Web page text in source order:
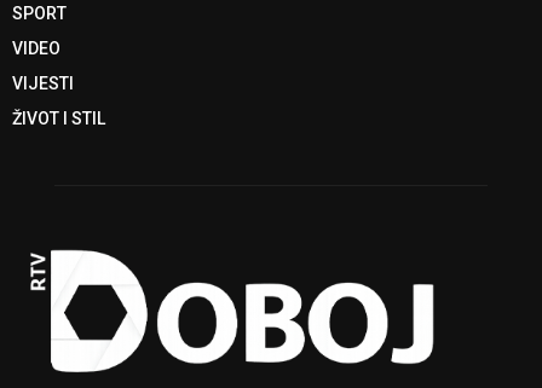
SPORT
VIDEO
VIJESTI
ŽIVOT I STIL